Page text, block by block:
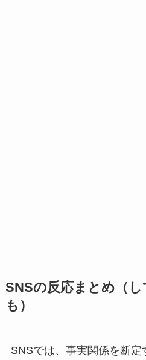
SNSの反応まとめ（
も）
SNSでは、事実関係を断定